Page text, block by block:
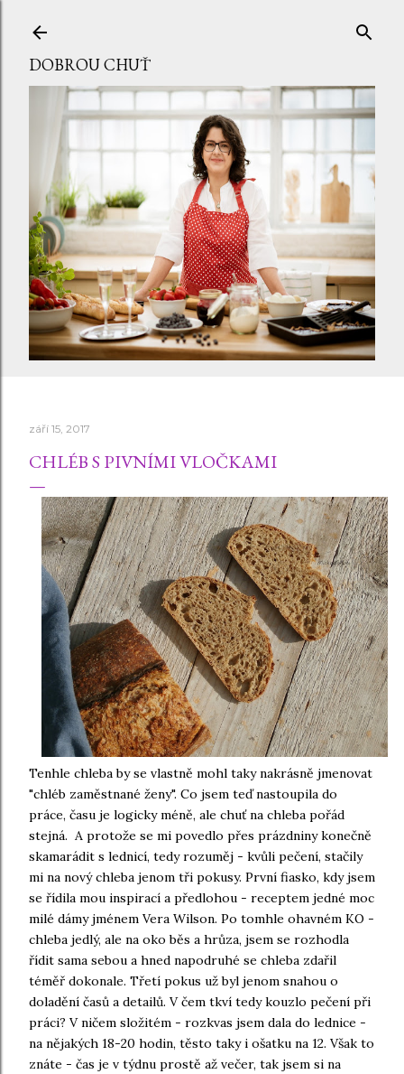
DOBROU CHUŤ
září 15, 2017
CHLÉB S PIVNÍMI VLOČKAMI
Tenhle chleba by se vlastně mohl taky nakrásně jmenovat
"chléb zaměstnané ženy". Co jsem teď nastoupila do
práce, času je logicky méně, ale chuť na chleba pořád
stejná. A protože se mi povedlo přes prázdniny konečně
skamarádit s lednicí, tedy rozuměj - kvůli pečení, stačily
mi na nový chleba jenom tři pokusy. První fiasko, kdy jsem
se řídila mou inspirací a předlohou - receptem jedné moc
milé dámy jménem Vera Wilson. Po tomhle ohavném KO -
chleba jedlý, ale na oko běs a hrůza, jsem se rozhodla
řídit sama sebou a hned napodruhé se chleba zdařil
téměř dokonale. Třetí pokus už byl jenom snahou o
doladění časů a detailů. V čem tkví tedy kouzlo pečení při
práci? V ničem složitém - rozkvas jsem dala do lednice -
na nějakých 18-20 hodin, těsto taky i ošatku na 12. Však to
znáte - čas je v týdnu prostě až večer, tak jsem si na